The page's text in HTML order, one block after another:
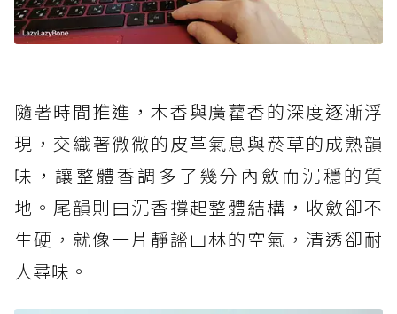
隨著時間推進，木香與廣藿香的深度逐漸浮
現，交織著微微的皮革氣息與菸草的成熟韻
味，讓整體香調多了幾分內斂而沉穩的質
地。尾韻則由沉香撐起整體結構，收斂卻不
生硬，就像一片靜謐山林的空氣，清透卻耐
人尋味。